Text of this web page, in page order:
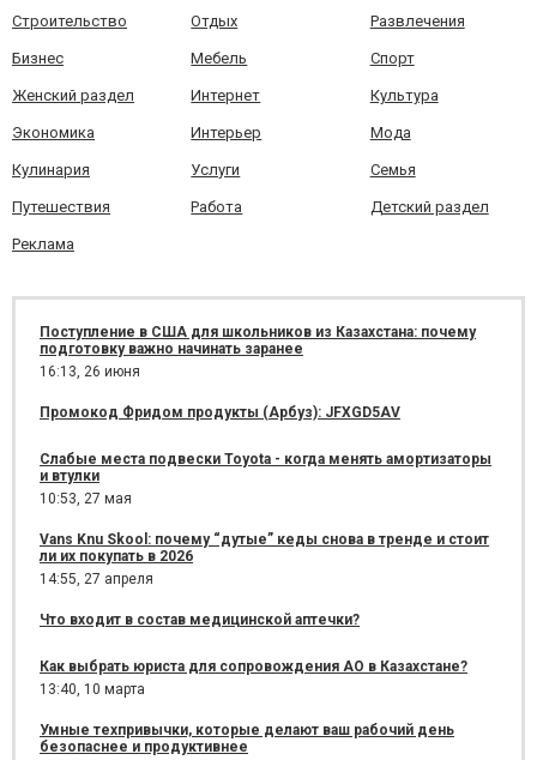
Строительство Отдых Развлечения
Бизнес Мебель Спорт
Женский раздел Интернет Культура
Экономика Интерьер Мода
Кулинария Услуги Семья
Путешествия Работа Детский раздел
Реклама
Поступление в США для школьников из Казахстана: почему
подготовку важно начинать заранее
16:13, 26 июня
Промокод Фридом продукты (Арбуз): JFXGD5AV
Слабые места подвески Toyota - когда менять амортизаторы
и втулки
10:53, 27 мая
Vans Knu Skool: почему “дутые” кеды снова в тренде и стоит
ли их покупать в 2026
14:55, 27 апреля
Что входит в состав медицинской аптечки?
Как выбрать юриста для сопровождения АО в Казахстане?
13:40, 10 марта
Умные техпривычки, которые делают ваш рабочий день
безопаснее и продуктивнее